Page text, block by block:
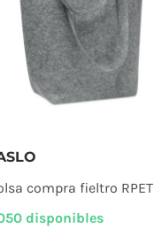
compra fieltro RPET
disponibles